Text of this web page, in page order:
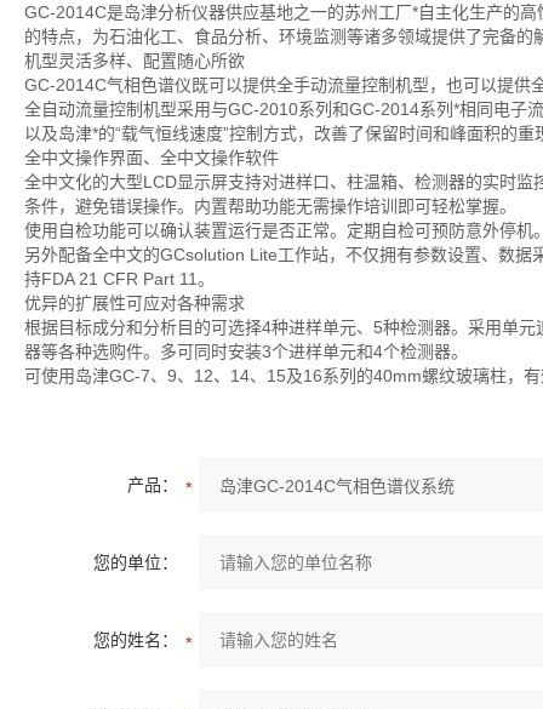
GC-2014C是岛津分析仪器供应基地之一的苏州工厂*自主化生产的
的特点，为石油化工、食品分析、环境监测等诸多领域提供了完备的
机型灵活多样、配置随心所欲
GC-2014C气相色谱仪既可以提供全手动流量控制机型，也可以提供
全自动流量控制机型采用与GC-2010系列和GC-2014系列*相同电子
以及岛津*的“载气恒线速度”控制方式，改善了保留时间和峰面积的
全中文操作界面、全中文操作软件
全中文化的大型LCD显示屏支持对进样口、柱温箱、检测器的实时
条件，避免错误操作。内置帮助功能无需操作培训即可轻松掌握。
使用自检功能可以确认装置运行是否正常。定期自检可预防意外停机
另外配备全中文的GCsolution Lite工作站，不仅拥有参数设置、数
持FDA 21 CFR Part 11。
优异的扩展性可应对各种需求
根据目标成分和分析目的可选择4种进样单元、5种检测器。采用单
器等各种选购件。多可同时安装3个进样单元和4个检测器。
可使用岛津GC-7、9、12、14、15及16系列的40mm螺纹玻璃柱，
产品：
您的单位：
您的姓名：